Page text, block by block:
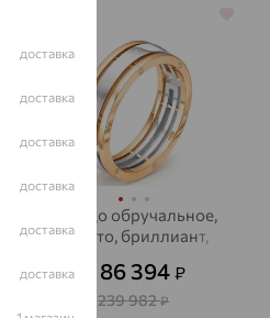
Кольцо обручальное,
золото, бриллиант,
86 394₽
239 982₽
доставка
доставка
доставка
доставка
доставка
доставка